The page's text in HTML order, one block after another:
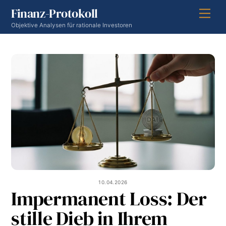
content
Finanz-Protokoll
Objektive Analysen für rationale Investoren
10.04.2026
Impermanent Loss: Der
stille Dieb in Ihrem